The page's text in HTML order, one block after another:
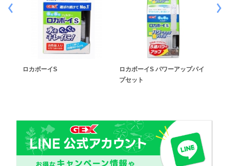
ロカボーイS
ロカボーイS パワーアップパイ
プセット